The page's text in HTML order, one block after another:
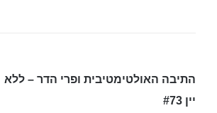
התיבה האולטימטיבית ופרי הדר – ללא
יין #73